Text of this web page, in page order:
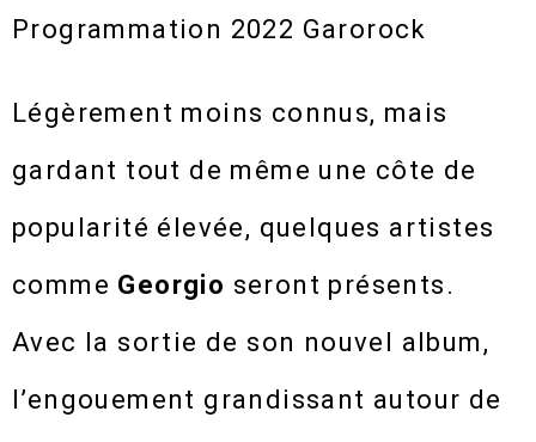
Programmation 2022 Garorock
Légèrement moins connus, mais
gardant tout de même une côte de
popularité élevée, quelques artistes
comme Georgio seront présents.
Avec la sortie de son nouvel album,
l’engouement grandissant autour de